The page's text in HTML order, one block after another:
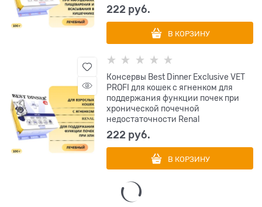
222 руб.
В КОРЗИНУ
Консервы Best Dinner Exclusive VET
PROFI для кошек с ягненком для
поддержания функции почек при
хронической почечной
недостаточности Renal
222 руб.
В КОРЗИНУ